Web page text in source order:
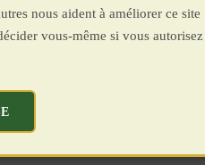
nous aident à améliorer ce site
vous-même si vous autorisez